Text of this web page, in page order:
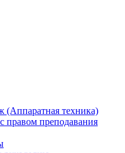
техника)
правом преподавания